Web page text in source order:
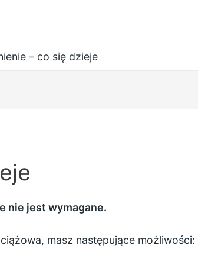
– co się dzieje
nie jest wymagane.
masz następujące możliwości: